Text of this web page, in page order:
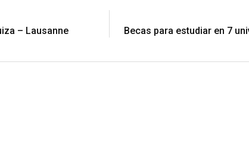
– Lausanne Becas para estudiar en 7